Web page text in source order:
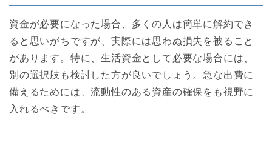
資金が必要になった場合、多くの人は簡単に解約でき
ると思いがちですが、実際には思わぬ損失を被ること
があります。特に、生活資金として必要な場合には、
別の選択肢も検討した方が良いでしょう。急な出費に
備えるためには、流動性のある資産の確保をも視野に
入れるべきです。